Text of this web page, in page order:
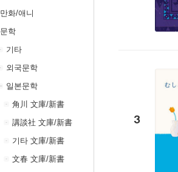
만화/애니
문학
기타
외국문학
일본문학
角川 文庫/新書
講談社 文庫/新書
기타 文庫/新書
文春 文庫/新書
3